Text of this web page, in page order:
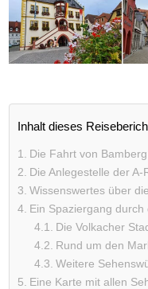
Inhalt dieses
Die Fahrt von
Die Anlegestelle der A-
Wissenswertes über
Ein Spaziergang durch
Die Volkacher
Rund um den
Weitere
Eine Karte mit allen